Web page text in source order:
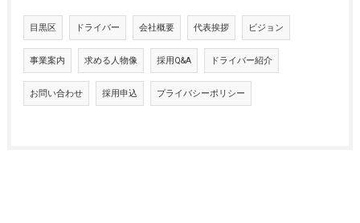
目黒区 ドライバー 会社概要 代表挨拶 ビジョン
事業案内 求める人物像 採用Q&A ドライバー紹介
お問い合わせ 採用申込 プライバシーポリシー